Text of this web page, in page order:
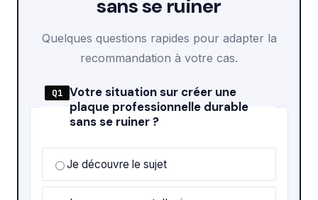
sans se ruiner
Quelques questions rapides pour adapter la
recommandation à votre cas.
Q1 Votre situation sur créer une
plaque professionnelle durable
sans se ruiner ?
Je découvre le sujet